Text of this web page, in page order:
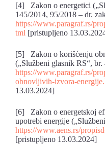
[4] Zakon o energetici
145/2014, 95/2018 – dr.
https://www.paragraf.rs/
tml [pristupljeno
[5] Zakon o korišćenju
(„Službeni glasnik RS“,
https://www.paragraf.rs/
obnovljivih-izvora-
13.03.2024]
[6] Zakon o energetskoj
upotrebi energije
https://www.aens.rs/
[pristupljeno 13.03.2024]